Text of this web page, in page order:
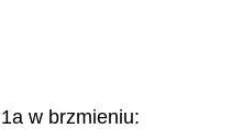
w brzmieniu: